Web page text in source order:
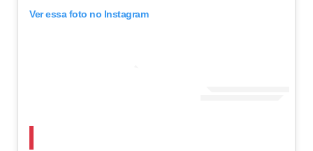
Ver essa foto no Instagram